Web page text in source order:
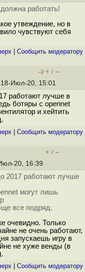
работать!
утвеждение, но в
чувствуют себя
Cообщить модератору
–2 + / –
Июл-20, 15:01
работают лучше в
ботяры с opennet
и хейтить
Cообщить модератору
+ / –
20, 16:39
2017 работают лучше
могут лишь
все подряд.
очевидно. Только
не очень работают,
запускаешь игру в
не хуже венды (в
Cообщить модератору